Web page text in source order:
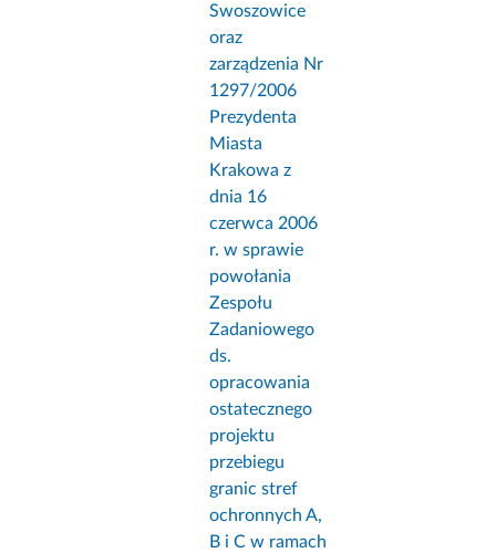
Swoszowice
oraz
zarządzenia Nr
1297/2006
Prezydenta
Miasta
Krakowa z
dnia 16
czerwca 2006
r. w sprawie
powołania
Zespołu
Zadaniowego
ds.
opracowania
ostatecznego
projektu
przebiegu
granic stref
ochronnych A,
B i C w ramach